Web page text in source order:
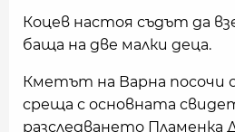
Коцев настоя съдът да
баща на две малки деца.
Кметът на Варна посочи
среща с основната
разследването